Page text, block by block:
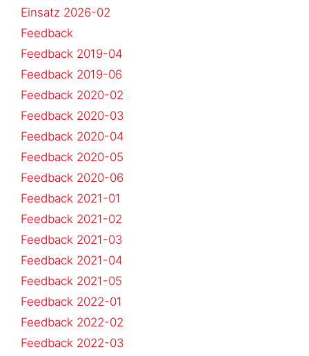
Einsatz 2026-02
Feedback
Feedback 2019-04
Feedback 2019-06
Feedback 2020-02
Feedback 2020-03
Feedback 2020-04
Feedback 2020-05
Feedback 2020-06
Feedback 2021-01
Feedback 2021-02
Feedback 2021-03
Feedback 2021-04
Feedback 2021-05
Feedback 2022-01
Feedback 2022-02
Feedback 2022-03